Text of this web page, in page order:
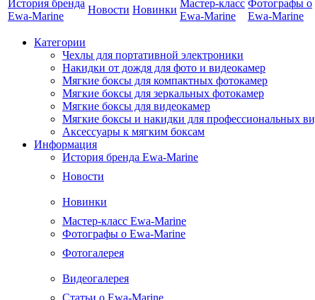
История бренда
Ewa-Marine
Новости Новинки
Мастер-класс
Ewa-Marine
Фотографы о
Ewa-Marine
Категории
Чехлы для портативной электроники
Накидки от дождя для фото и видеокамер
Мягкие боксы для компактных фотокамер
Мягкие боксы для зеркальных фотокамер
Мягкие боксы для видеокамер
Мягкие боксы и накидки для профессиональных
Аксессуары к мягким боксам
Информация
История бренда Ewa-Marine
Новости
Новинки
Мастер-класс Ewa-Marine
Фотографы о Ewa-Marine
Фотогалерея
Видеогалерея
Статьи о Ewa-Marine